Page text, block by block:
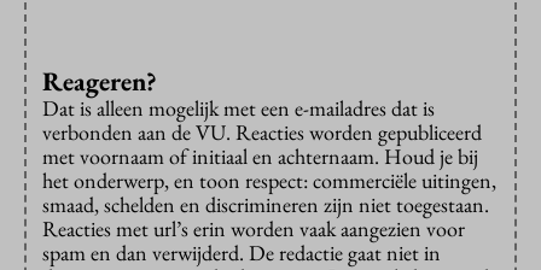
Reageren?
Dat is alleen mogelijk met een e-mailadres dat is
verbonden aan de VU. Reacties worden gepubliceerd
met voornaam of initiaal en achternaam. Houd je bij
het onderwerp, en toon respect: commerciële uitingen,
smaad, schelden en discrimineren zijn niet toegestaan.
Reacties met url’s erin worden vaak aangezien voor
spam en dan verwijderd. De redactie gaat niet in